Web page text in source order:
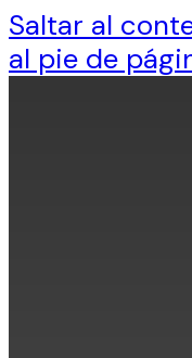
Saltar al
al pie de